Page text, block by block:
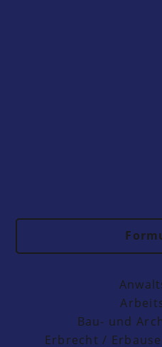
Bau- und
Erbrecht /